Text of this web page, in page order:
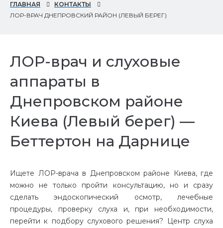
ГЛАВНАЯ
КОНТАКТЫ
ЛОР-ВРАЧ ДНЕПРОВСКИЙ РАЙОН (ЛЕВЫЙ БЕРЕГ)
ЛОР-врач и слуховые
аппараты в
Днепровском районе
Киева (Левый берег) —
Беттертон на Дарнице
Ищете ЛОР-врача в Днепровском районе Киева, где
можно не только пройти консультацию, но и сразу
сделать эндоскопический осмотр, лечебные
процедуры, проверку слуха и, при необходимости,
перейти к подбору слухового решения? Центр слуха